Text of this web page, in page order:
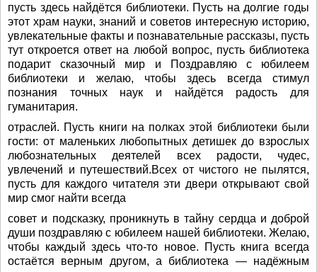
пусть здесь найдётся библиотеки. Пусть на долгие годы
этот храм науки, знаний и советов интересную историю,
увлекательные факты и познавательные рассказы, пусть
тут откроется ответ на любой вопрос, пусть библиотека
подарит сказочный мир и Поздравляю с юбилеем
библиотеки и желаю, чтобы здесь всегда стимул
познания точных наук и найдётся радость для
гуманитария.
отраслей. Пусть книги на полках этой библиотеки были
гости: от маленьких любопытных детишек до взрослых
любознательных деятелей всех радости, чудес,
увлечений и путешествий.Всех от чистого не пылятся,
пусть для каждого читателя эти двери открывают свой
мир смог найти всегда
совет и подсказку, проникнуть в тайну сердца и доброй
души поздравляю с юбилеем нашей библиотеки. Желаю,
чтобы каждый здесь что-то новое. Пусть книга всегда
остаётся верным другом, а библиотека — надёжным